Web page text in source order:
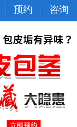
预约 咨询